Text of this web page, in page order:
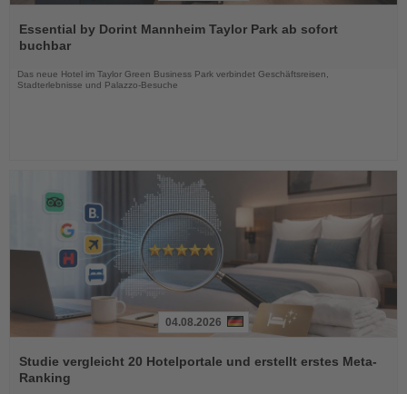
Sie
die
Essential by Dorint Mannheim Taylor Park ab sofort
buchbar
Das neue Hotel im Taylor Green Business Park verbindet Geschäftsreisen,
Stadterlebnisse und Palazzo-Besuche
Sie
die
Nachrichten
04.08.2026
Studie vergleicht 20 Hotelportale und erstellt erstes Meta-
Ranking